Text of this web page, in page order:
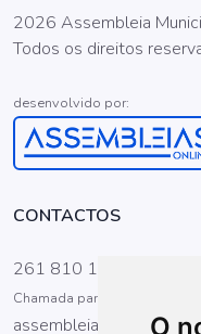
O
2026 Assembleia
Todos os direitos
desenvolvido por:
CONTACTOS
261 810 100
Chamada para a rede fixa
assembleia@cm-